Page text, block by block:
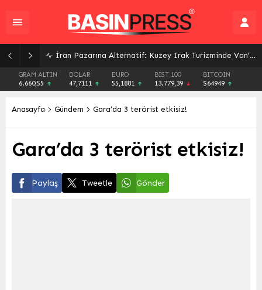
Üniversitelerden Gençlere Geleceğin Meslekleri İçin Kapsamlı Rehberlik: Bilim Kafe Buluşmaları Başladı
GRAM ALTIN
6.660,55
DOLAR
47,7111
EURO
55,1881
BIST 100
13.779,39
BITCOIN
$64949
Anasayfa Gündem Gara’da 3 terörist etkisiz!
Gara’da 3 terörist etkisiz!
Paylaş Tweetle Gönder